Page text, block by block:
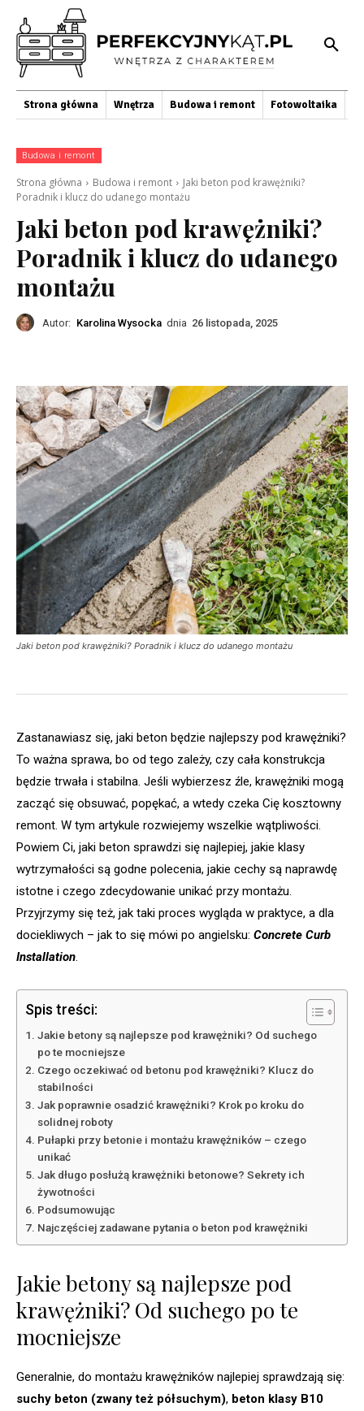
Strona główna Wnętrza Budowa i remont Fotowoltaika
Budowa i remont
Strona główna Budowa i remont
Jaki beton pod krawężniki?
Poradnik i klucz do udanego montażu
Jaki beton pod krawężniki?
Poradnik i klucz do udanego
montażu
Autor: Karolina Wysocka dnia 26 listopada, 2025
Jaki beton pod krawężniki? Poradnik i klucz do udanego montażu
Zastanawiasz się, jaki beton będzie najlepszy pod krawężniki?
To ważna sprawa, bo od tego zależy, czy cała konstrukcja
będzie trwała i stabilna. Jeśli wybierzesz źle, krawężniki mogą
zacząć się obsuwać, popękać, a wtedy czeka Cię kosztowny
remont. W tym artykule rozwiejemy wszelkie wątpliwości.
Powiem Ci, jaki beton sprawdzi się najlepiej, jakie klasy
wytrzymałości są godne polecenia, jakie cechy są naprawdę
istotne i czego zdecydowanie unikać przy montażu.
Przyjrzymy się też, jak taki proces wygląda w praktyce, a dla
dociekliwych – jak to się mówi po angielsku: Concrete Curb
Installation.
Spis treści:
Jakie betony są najlepsze pod krawężniki? Od suchego
po te mocniejsze
Czego oczekiwać od betonu pod krawężniki? Klucz do
stabilności
Jak poprawnie osadzić krawężniki? Krok po kroku do
solidnej roboty
Pułapki przy betonie i montażu krawężników – czego
unikać
Jak długo posłużą krawężniki betonowe? Sekrety ich
żywotności
Podsumowując
Najczęściej zadawane pytania o beton pod krawężniki
Jakie betony są najlepsze pod
krawężniki? Od suchego po te
mocniejsze
Generalnie, do montażu krawężników najlepiej sprawdzają się:
suchy beton (zwany też półsuchym), beton klasy B10